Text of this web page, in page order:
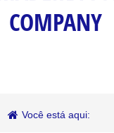
COMPANY
Você está aqui: